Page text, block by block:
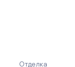
Отделка